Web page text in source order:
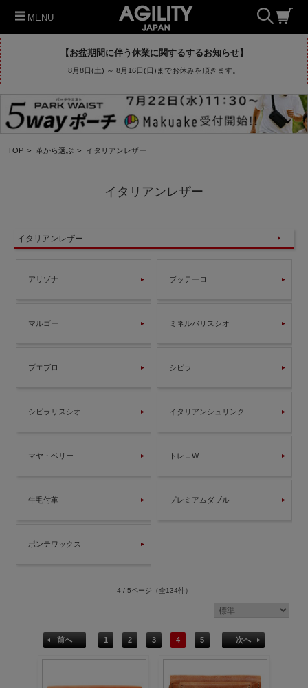
MENU
【お盆期間に伴う休業に関するするお知らせ】
8月8日(土) ～ 8月16日(日)までお休みを頂きます。
TOP > 革から選ぶ > イタリアンレザー
イタリアンレザー
イタリアンレザー
アリゾナ
マルゴー
プエブロ
シビラリスシオ
マヤ・ベリー
牛毛付革
ポンテワックス
ブッテーロ
ミネルバリスシオ
シビラ
イタリアンシュリンク
トレロW
プレミアムダブル
4 / 5ページ （全134件）
前へ 1 2 3 4 5 次へ